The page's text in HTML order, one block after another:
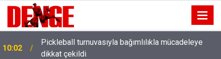
10:02
Pickleball turnuvasıyla bağımlılıkla mücadeleye
dikkat çekildi